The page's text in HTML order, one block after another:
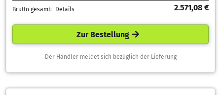
Brutto gesamt: Details 2.571,08 €
Zur Bestellung
Der Händler meldet sich bezüglich der Lieferung